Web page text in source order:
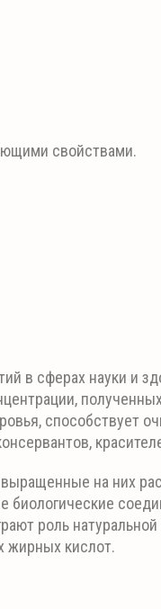
свойствами.
в сферах науки и
способствует
на них
роль
жирных кислот.